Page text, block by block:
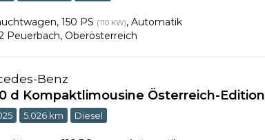
,150 PS (110 KW),Automatik
Peuerbach, Oberösterreich
Benz
d Kompaktlimousine Österreich-Edition
5.026 km Diesel